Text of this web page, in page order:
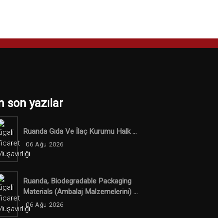
son yazılar
Ruanda Gıda Ve İlaç Kurumu Halk ...
06 Ağu 2026
Ruanda, Biodegradable Packaging
Materials (ambalaj Malzemelerini) ...
06 Ağu 2026